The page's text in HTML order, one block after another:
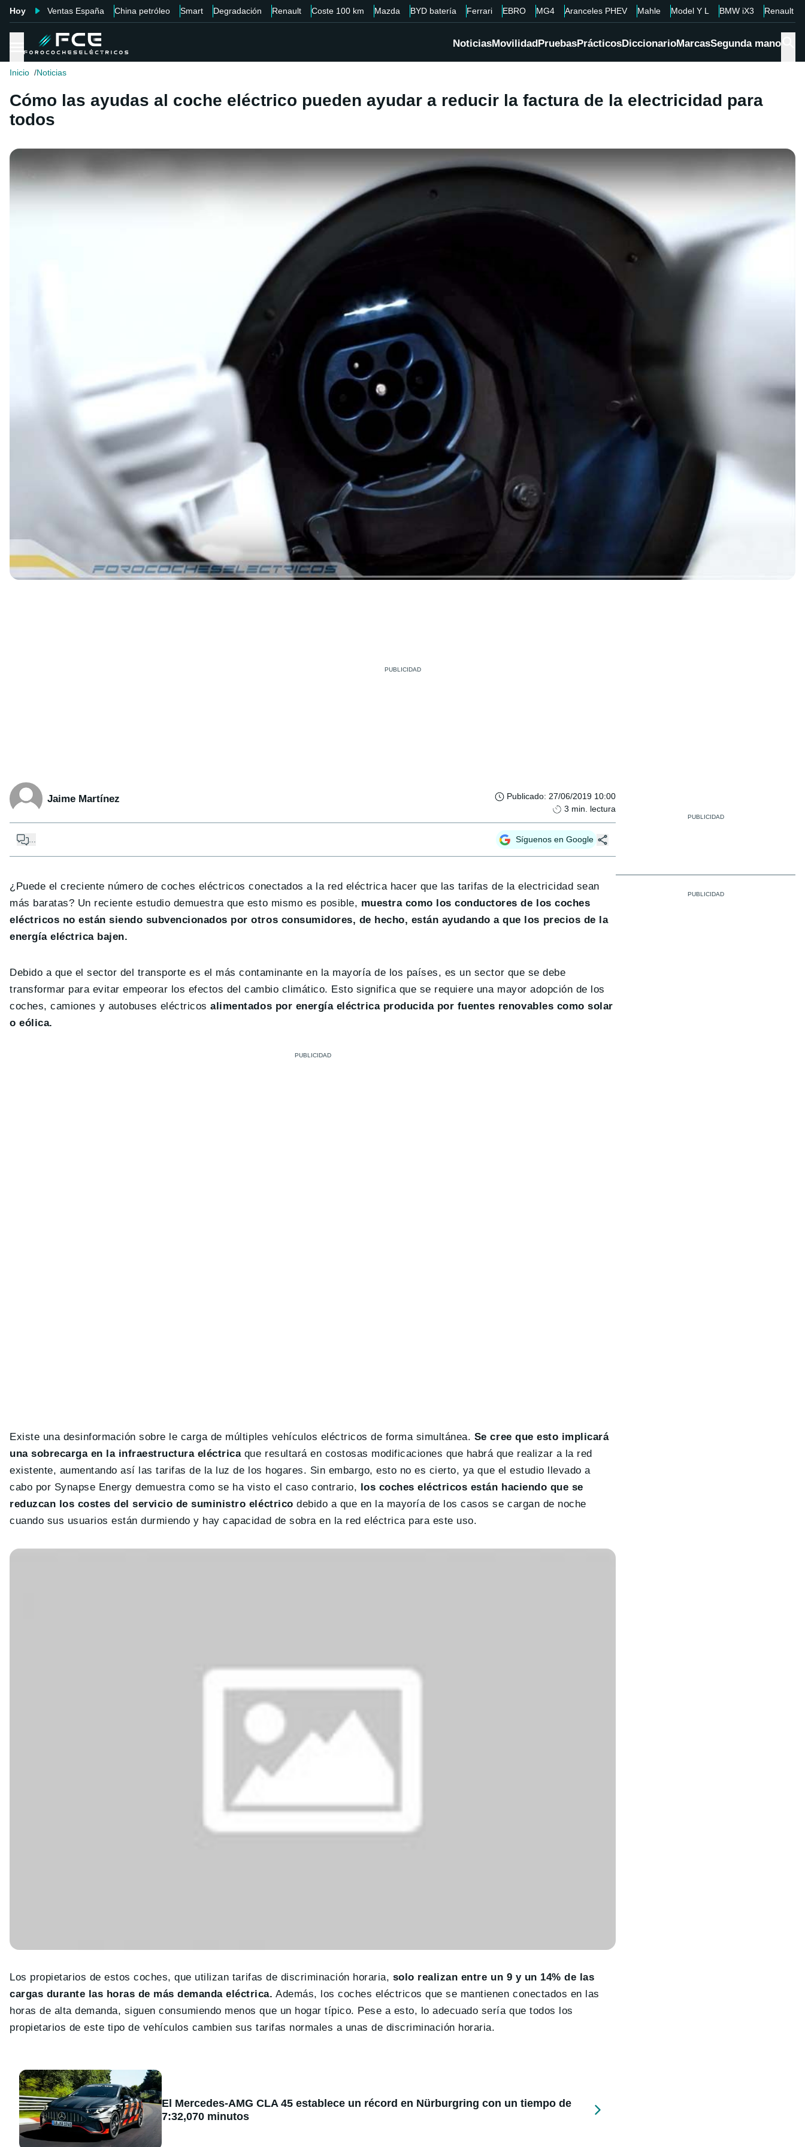
Hoy Ventas España China petróleo Smart Degradación Renault Coste 100 km Mazda BYD batería Ferrari EBRO MG4 Aranceles PHEV Mahle Model Y L BMW iX3 Renault
NoticiasMovilidadPruebasPrácticosDiccionarioMarcasSegunda mano
Inicio Noticias
Cómo las ayudas al coche eléctrico pueden ayudar a reducir la factura de la electricidad para
todos
Jaime Martínez Publicado: 27/06/2019 10:00
3 min. lectura
... Síguenos en Google
¿Puede el creciente número de coches eléctricos conectados a la red eléctrica hacer que las tarifas de la electricidad sean
más baratas? Un reciente estudio demuestra que esto mismo es posible, muestra como los conductores de los coches
eléctricos no están siendo subvencionados por otros consumidores, de hecho, están ayudando a que los precios de la
energía eléctrica bajen.
Debido a que el sector del transporte es el más contaminante en la mayoría de los países, es un sector que se debe
transformar para evitar empeorar los efectos del cambio climático. Esto significa que se requiere una mayor adopción de los
coches, camiones y autobuses eléctricosalimentados por energía eléctrica producida por fuentes renovables como solar
o eólica.
Existe una desinformación sobre le carga de múltiples vehículos eléctricos de forma simultánea. Se cree que esto implicará
una sobrecarga en la infraestructura eléctricaque resultará en costosas modificaciones que habrá que realizar a la red
existente, aumentando así las tarifas de la luz de los hogares. Sin embargo, esto no es cierto, ya que el estudio llevado a
cabo por Synapse Energy demuestra como se ha visto el caso contrario, los coches eléctricos están haciendo que se
reduzcan los costes del servicio de suministro eléctrico debido a que en la mayoría de los casos se cargan de noche
cuando sus usuarios están durmiendo y hay capacidad de sobra en la red eléctrica para este uso.
Los propietarios de estos coches, que utilizan tarifas de discriminación horaria, solo realizan entre un 9 y un 14% de las
cargas durante las horas de más demanda eléctrica. Además, los coches eléctricos que se mantienen conectados en las
horas de alta demanda, siguen consumiendo menos que un hogar típico. Pese a esto, lo adecuado sería que todos los
propietarios de este tipo de vehículos cambien sus tarifas normales a unas de discriminación horaria.
El Mercedes-AMG CLA 45 establece un récord en Nürburgring con un tiempo de
7:32,070 minutos